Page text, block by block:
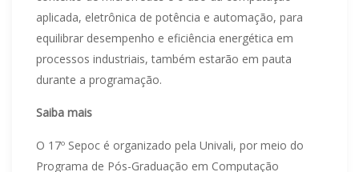
aplicada, eletrônica de potência e automação, para
equilibrar desempenho e eficiência energética em
processos industriais, também estarão em pauta
durante a programação.
Saiba mais
O 17º Sepoc é organizado pela Univali, por meio do
Programa de Pós-Graduação em Computação